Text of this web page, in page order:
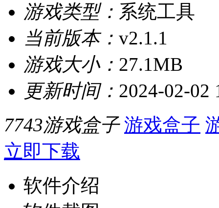
游戏类型： 系统工具
当前版本： v2.1.1
游戏大小： 27.1MB
更新时间： 2024-02-02
7743游戏盒子 游戏盒子
立即下载
软件介绍